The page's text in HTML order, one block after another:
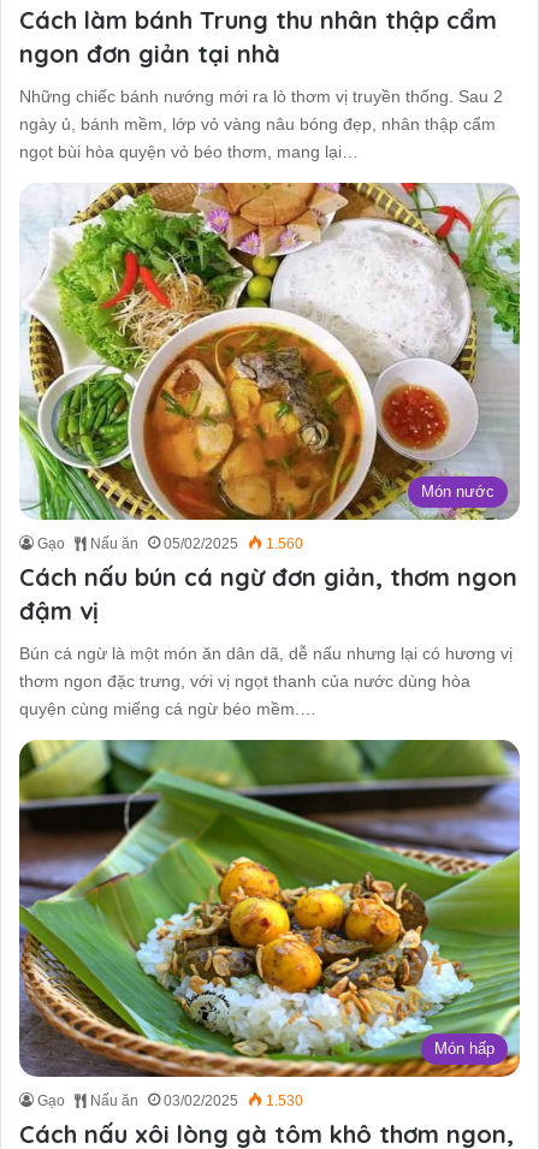
Cách làm bánh Trung thu nhân thập cẩm
ngon đơn giản tại nhà
Những chiếc bánh nướng mới ra lò thơm vị truyền thống. Sau 2
ngày ủ, bánh mềm, lớp vỏ vàng nâu bóng đẹp, nhân thập cẩm
ngọt bùi hòa quyện vỏ béo thơm, mang lại…
Món nước
Gạo Nấu ăn 05/02/2025 1.560
Cách nấu bún cá ngừ đơn giản, thơm ngon
đậm vị
Bún cá ngừ là một món ăn dân dã, dễ nấu nhưng lại có hương vị
thơm ngon đặc trưng, với vị ngọt thanh của nước dùng hòa
quyện cùng miếng cá ngừ béo mềm.…
Món hấp
Gạo Nấu ăn 03/02/2025 1.530
Cách nấu xôi lòng gà tôm khô thơm ngon,